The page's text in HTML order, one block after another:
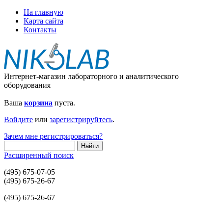
На главную
Карта сайта
Контакты
Интернет-магазин лабораторного и аналитического
оборудования
Ваша корзина пуста.
Войдите или зарегистрируйтесь.
Зачем мне регистрироваться?
Расширенный поиск
(495) 675-07-05
(495) 675-26-67
(495) 675-26-67